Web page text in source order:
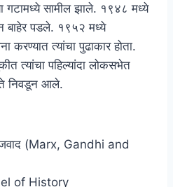
गटामध्ये सामील झाले. १९४८ मध्ये
बाहेर पडले. १९५२ मध्ये
करण्यात त्यांचा पुढाकार होता.
त्यांचा पहिल्यांदा लोकसभेत
निवडून आले.
(Marx, Gandhi and
of History